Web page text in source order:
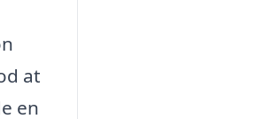
at
en